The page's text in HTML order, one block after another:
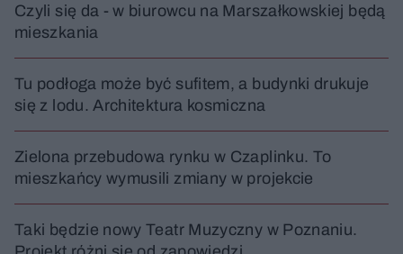
Czyli się da - w biurowcu na Marszałkowskiej będą
mieszkania
Tu podłoga może być sufitem, a budynki drukuje
się z lodu. Architektura kosmiczna
Zielona przebudowa rynku w Czaplinku. To
mieszkańcy wymusili zmiany w projekcie
Taki będzie nowy Teatr Muzyczny w Poznaniu.